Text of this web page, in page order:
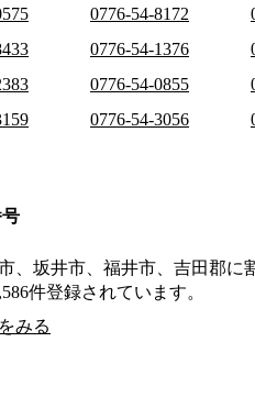
0776-54-8172
0776-54-1376
0776-54-0855
0776-54-3056
、坂井市、福井市、吉田郡に
件登録されています。
みる